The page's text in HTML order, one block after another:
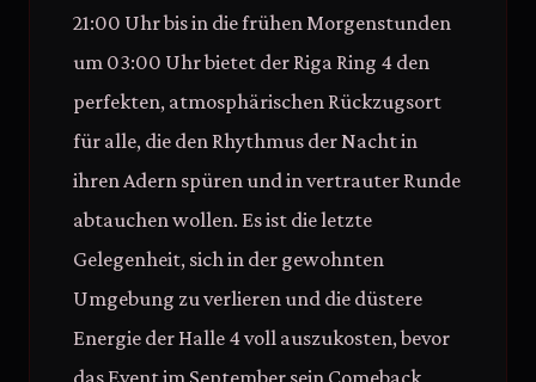
21:00 Uhr bis in die frühen Morgenstunden
um 03:00 Uhr bietet der Riga Ring 4 den
perfekten, atmosphärischen Rückzugsort
für alle, die den Rhythmus der Nacht in
ihren Adern spüren und in vertrauter Runde
abtauchen wollen. Es ist die letzte
Gelegenheit, sich in der gewohnten
Umgebung zu verlieren und die düstere
Energie der Halle 4 voll auszukosten, bevor
das Event im September sein Comeback